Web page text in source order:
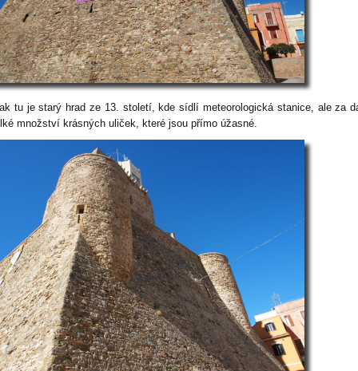
tu je starý hrad ze 13. století, kde sídlí meteorologická stanice, ale za
množství krásných uliček, které jsou přímo úžasné.